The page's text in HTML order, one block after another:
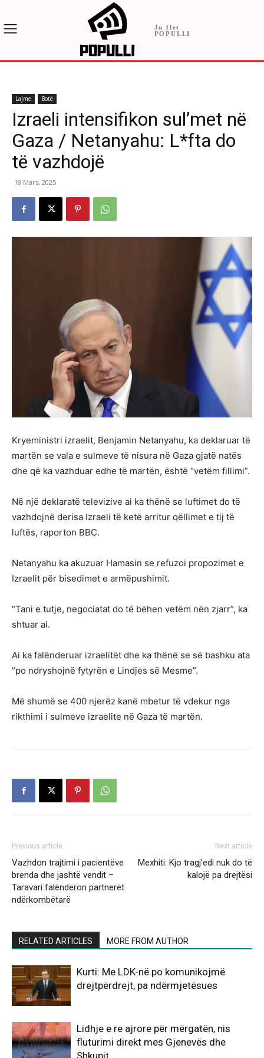
Ju flet
POPULLI
Lajme Botë
Izraeli intensifikon sul’met në
Gaza / Netanyahu: L*fta do
të vazhdojë
18 Mars, 2025
Kryeministri izraelit, Benjamin Netanyahu, ka deklaruar të
martën se vala e sulmeve të nisura në Gaza gjatë natës
dhe që ka vazhduar edhe të martën, është “vetëm fillimi”.
Në një deklaratë televizive ai ka thënë se luftimet do të
vazhdojnë derisa Izraeli të ketë arritur qëllimet e tij të
luftës, raporton BBC.
Netanyahu ka akuzuar Hamasin se refuzoi propozimet e
Izraelit për bisedimet e armëpushimit.
“Tani e tutje, negociatat do të bëhen vetëm nën zjarr”, ka
shtuar ai.
Ai ka falënderuar izraelitët dhe ka thënë se së bashku ata
“po ndryshojnë fytyrën e Lindjes së Mesme”.
Më shumë se 400 njerëz kanë mbetur të vdekur nga
rikthimi i sulmeve izraelite në Gaza të martën.
Previous article
Vazhdon trajtimi i pacientëve
brenda dhe jashtë vendit –
Taravari falënderon partnerët
ndërkombëtarë
Next article
Mexhiti: Kjo tragj’edi nuk do të
kalojë pa drejtësi
RELATED ARTICLES MORE FROM AUTHOR
Kurti: Me LDK-në po komunikojmë
drejtpërdrejt, pa ndërmjetësues
Lidhje e re ajrore për mërgatën, nis
fluturimi direkt mes Gjenevës dhe